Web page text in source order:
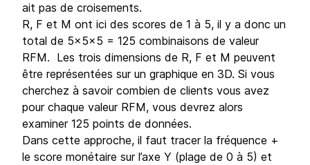
ait pas de croisements.
R, F et M ont ici des scores de 1 à 5, il y a donc un
total de 5x5x5 = 125 combinaisons de valeur
RFM. Les trois dimensions de R, F et M peuvent
être représentées sur un graphique en 3D. Si vous
cherchez à savoir combien de clients vous avez
pour chaque valeur RFM, vous devrez alors
examiner 125 points de données.
Dans cette approche, il faut tracer la fréquence +
le score monétaire sur l’axe Y (plage de 0 à 5) et